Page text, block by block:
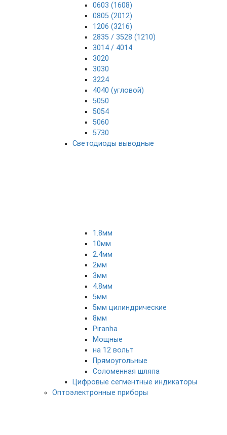
0603 (1608)
0805 (2012)
1206 (3216)
2835 / 3528 (1210)
3014 / 4014
3020
3030
3224
4040 (угловой)
5050
5054
5060
5730
Светодиоды выводные
1.8мм
10мм
2.4мм
2мм
3мм
4.8мм
5мм
5мм цилиндрические
8мм
Piranha
Мощные
на 12 вольт
Прямоугольные
Соломенная шляпа
Цифровые сегментные индикаторы
Оптоэлектронные приборы